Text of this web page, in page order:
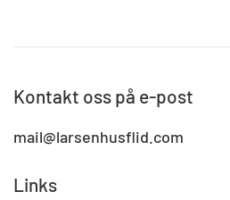
Kontakt oss på e-post
mail@larsenhusflid.com
Links